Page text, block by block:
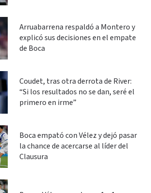
Arruabarrena respaldó a Montero y
explicó sus decisiones en el empate
de Boca
Coudet, tras otra derrota de River:
“Si los resultados no se dan, seré el
primero en irme”
Boca empató con Vélez y dejó pasar
la chance de acercarse al líder del
Clausura